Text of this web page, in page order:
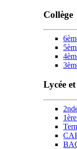
Collège
Lycée
1ère